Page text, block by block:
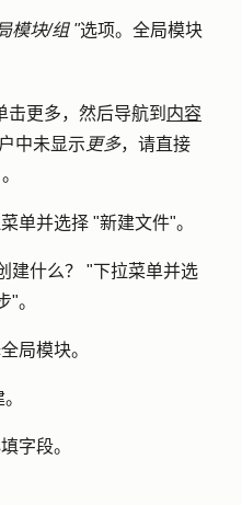
模块/组 "选项。全局模块
击更多，然后导航到 内容
中未显示 更多，请直接
单并选择 "新建文件"。
建什么？ "下拉菜单并选
"。
全局模块。
字段。